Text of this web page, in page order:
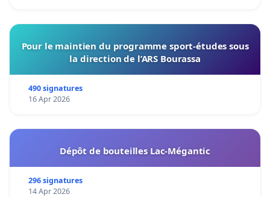
Pour le maintien du programme sport-études sous
la direction de l’ARS Bourassa
490 signatures
16 Apr 2026
Dépôt de bouteilles Lac-Mégantic
296 signatures
14 Apr 2026